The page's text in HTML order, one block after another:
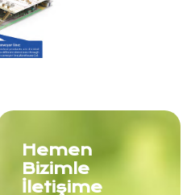
Hemen
Bizimle
İletişime